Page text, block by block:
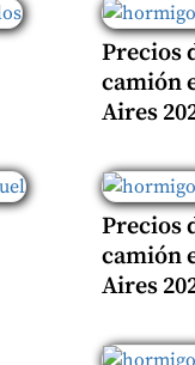
Precios
camión
Aires
Precios
camión
Aires